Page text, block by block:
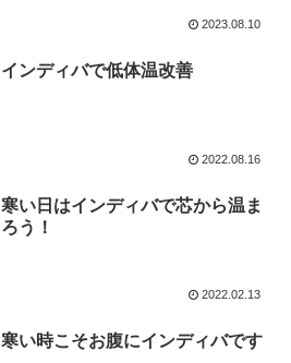
2023.08.10
インディバで低体温改善
2022.08.16
寒い日はインディバで芯から温ま
ろう！
2022.02.13
寒い時こそお腹にインディバです